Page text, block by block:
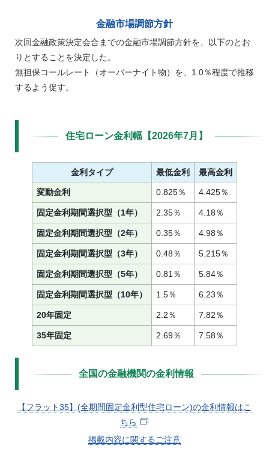
金融市場調節方針
次回金融政策決定会合までの金融市場調節方針を、以下のとお
りとすることを決定した。
無担保コールレート（オーバーナイト物）を、1.0％程度で推移
するよう促す。
住宅ローン金利幅【2026年7月】
金利タイプ 最低金利 最高金利
変動金利 0.825％ 4.425％
固定金利期間選択型（1年） 2.35％ 4.18％
固定金利期間選択型（2年） 0.35％ 4.98％
固定金利期間選択型（3年） 0.48％ 5.215％
固定金利期間選択型（5年） 0.81％ 5.84％
固定金利期間選択型（10年） 1.5％ 6.23％
20年固定 2.2％ 7.82％
35年固定 2.69％ 7.58％
全国の金融機関の金利情報
【フラット35】(全期間固定金利型住宅ローン)の金利情報はこ
ちら
掲載内容に関するご注意